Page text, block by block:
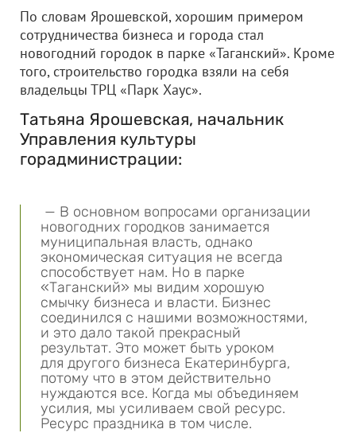
По словам Ярошевской, хорошим примером
сотрудничества бизнеса и города стал
новогодний городок в парке «Таганский». Кроме
того, строительство городка взяли на себя
владельцы ТРЦ «Парк Хаус».
Татьяна Ярошевская, начальник
Управления культуры
горадминистрации:
— В основном вопросами организации
новогодних городков занимается
муниципальная власть, однако
экономическая ситуация не всегда
способствует нам. Но в парке
«Таганский» мы видим хорошую
смычку бизнеса и власти. Бизнес
соединился с нашими возможностями,
и это дало такой прекрасный
результат. Это может быть уроком
для другого бизнеса Екатеринбурга,
потому что в этом действительно
нуждаются все. Когда мы объединяем
усилия, мы усиливаем свой ресурс.
Ресурс праздника в том числе.